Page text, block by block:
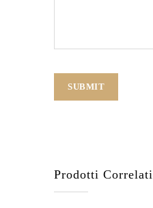
Prodotti Correlati